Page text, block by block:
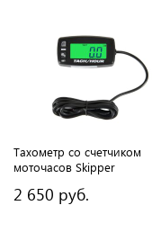
Тахометр со счетчиком
моточасов Skipper
2 650 руб.